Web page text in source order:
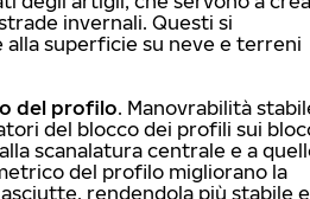
invernali. Questi si
alla superficie su neve e terreni
del profilo. Manovrabilità
del blocco dei profili sui
scanalatura centrale e a
del profilo migliorano la
rendendola più stabile e